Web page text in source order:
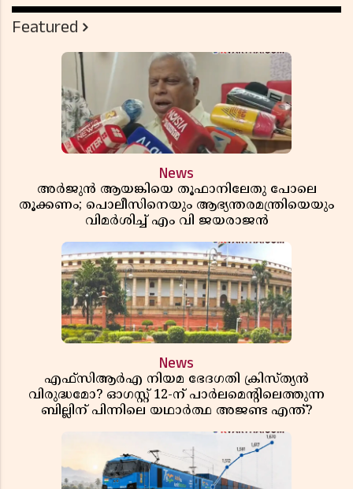
Featured
News
അർജുൻ ആയങ്കിയെ തൂഫാനിലേതു പോലെ
തൂക്കണം; പൊലീസിനെയും ആഭ്യന്തരമന്ത്രിയെയും
വിമർശിച്ച് എം വി ജയരാജൻ
News
എഫ്സിആർഎ നിയമ ഭേദഗതി ക്രിസ്ത്യൻ
വിരുദ്ധമോ? ഓഗസ്റ്റ് 12-ന് പാർലമെന്റിലെത്തുന്ന
ബില്ലിന് പിന്നിലെ യഥാർത്ഥ അജണ്ട എന്ത്?